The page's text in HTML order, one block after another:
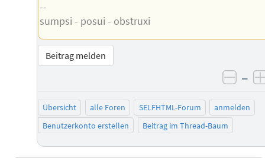
--
sumpsi - posui - obstruxi
Beitrag melden
–
Übersicht alle Foren SELFHTML-Forum
anmelden
Benutzerkonto erstellen
Beitrag im Thread-Baum